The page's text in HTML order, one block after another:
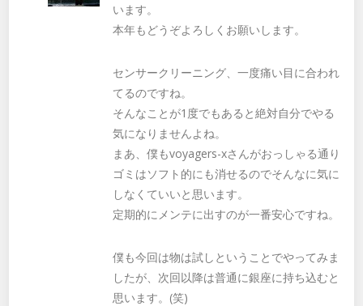
います。
本年もどうぞよろしくお願いします。
センサークリーニング、一度痛い目に合われ
てるのですね。
そんなことが1度でもあると絶対自分でやる
気になりませんよね。
まあ、僕もvoyagers-xさんがおっしゃる通り
ゴミはソフト的にも消せるのでそんなに気に
しなくていいと思います。
定期的にメンテに出すのが一番安心ですね。
僕も今回は物は試しということでやってみま
したが、次回以降は普通に銀座に持ち込むと
思います。(笑)